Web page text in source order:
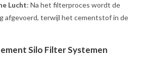
Lucht: Na het filterproces wordt de
afgevoerd, terwijl het cementstof in de
Silo Filter Systemen